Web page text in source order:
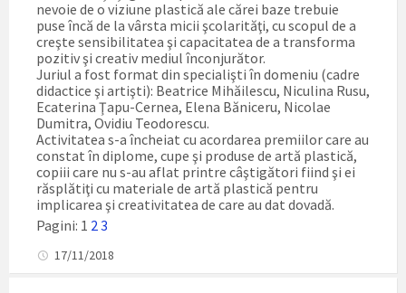
nevoie de o viziune plastică ale cărei baze trebuie
puse încă de la vârsta micii şcolarităţi, cu scopul de a
creşte sensibilitatea şi capacitatea de a transforma
pozitiv şi creativ mediul înconjurător.
Juriul a fost format din specialişti în domeniu (cadre
didactice şi artişti): Beatrice Mihăilescu, Niculina Rusu,
Ecaterina Ţapu-Cernea, Elena Băniceru, Nicolae
Dumitra, Ovidiu Teodorescu.
Activitatea s-a încheiat cu acordarea premiilor care au
constat în diplome, cupe şi produse de artă plastică,
copiii care nu s-au aflat printre câştigători fiind şi ei
răsplătiţi cu materiale de artă plastică pentru
implicarea şi creativitatea de care au dat dovadă.
Pagini: 1 2 3
17/11/2018